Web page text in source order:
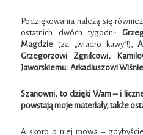
Podziękowania należą się
ostatnich dwóch tygodni:
Magdzie(za „wiadro kawy”!),
Grzegorzowi Zgnilcowi,
Jaworskiemui Arkadiuszowi
Szanowni, to dzięki Wam – i
powstają moje materiały,także
A skoro o niej mowa –